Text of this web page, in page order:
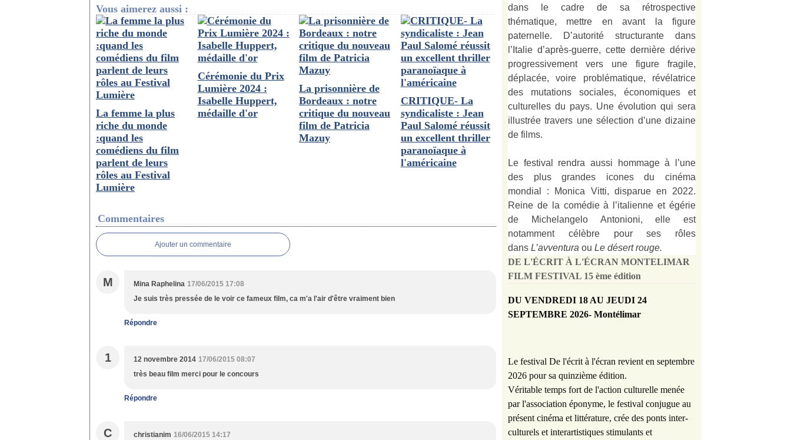
Vous aimerez aussi :
La femme la plus
riche du monde
:quand les
comédiens du film
parlent de leurs
rôles au Festival
Lumière
Cérémonie du Prix
Lumière 2024 :
Isabelle Huppert,
médaille d'or
La prisonnière de
Bordeaux : notre
critique du nouveau
film de Patricia
Mazuy
CRITIQUE- La
syndicaliste : Jean
Paul Salomé réussit
un excellent thriller
paranoïaque à
l'américaine
Commentaires
Ajouter un commentaire
M Mina Raphelina 17/06/2015 17:08
Je suis très pressée de le voir ce fameux film, ca m'a l'air d'être vraiment bien
Répondre
1 12 novembre 2014 17/06/2015 08:07
très beau film merci pour le concours
Répondre
C christianim 16/06/2015 14:17
dans le cadre de sa rétrospective
thématique, mettre en avant la figure
paternelle. D’autorité structurante dans
l’Italie d’après-guerre, cette dernière dérive
progressivement vers une figure fragile,
déplacée, voire problématique, révélatrice
des mutations sociales, économiques et
culturelles du pays. Une évolution qui sera
illustrée travers une sélection d’une dizaine
de films.
Le festival rendra aussi hommage à l’une
des plus grandes icones du cinéma
mondial : Monica Vitti, disparue en 2022.
Reine de la comédie à l’italienne et égérie
de Michelangelo Antonioni, elle est
notamment célèbre pour ses rôles
dans L’avventura ou Le désert rouge.
DE L'ÉCRIT À L'ÉCRAN MONTELIMAR
FILM FESTIVAL 15 ème édition
DU VENDREDI 18 AU JEUDI 24
SEPTEMBRE 2026- Montélimar
Le festival De l'écrit à l'écran revient en septembre
2026 pour sa quinzième édition.
Véritable temps fort de l'action culturelle menée
par l'association éponyme, le festival conjugue au
présent cinéma et littérature, crée des ponts inter-
culturels et interartistiques stimulants et